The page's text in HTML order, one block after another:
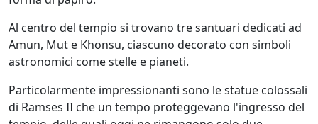
Al centro del tempio si trovano tre santuari dedicati ad
Amun, Mut e Khonsu, ciascuno decorato con simboli
astronomici come stelle e pianeti.
Particolarmente impressionanti sono le statue colossali
di Ramses II che un tempo proteggevano l'ingresso del